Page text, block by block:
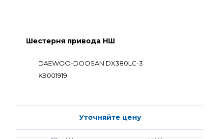
Шестерня привода НШ
DAEWOO-DOOSAN DX380LC-3
K9001919
Уточняйте цену